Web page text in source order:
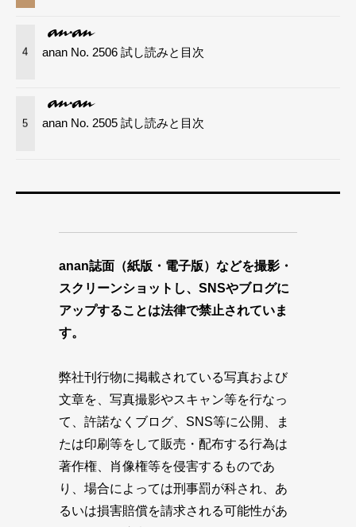
4 anan No. 2506 試し読みと目次
5 anan No. 2505 試し読みと目次
anan誌面（紙版・電子版）などを撮影・
スクリーンショットし、SNSやブログに
アップすることは法律で禁止されていま
す。
弊社刊行物に掲載されている写真および
文章を、写真撮影やスキャン等を行なっ
て、許諾なくブログ、SNS等に公開、ま
たは印刷等をして販売・配布する行為は
著作権、肖像権等を侵害するものであ
り、場合によっては刑事罰が科され、あ
るいは損害賠償を請求される可能性があ